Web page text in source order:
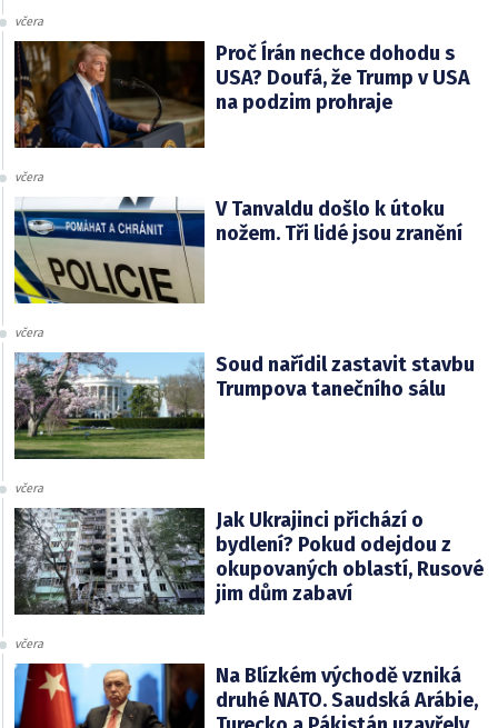
včera
Proč Írán nechce dohodu s
USA? Doufá, že Trump v USA
na podzim prohraje
včera
V Tanvaldu došlo k útoku
nožem. Tři lidé jsou zranění
včera
Soud nařídil zastavit stavbu
Trumpova tanečního sálu
včera
Jak Ukrajinci přichází o
bydlení? Pokud odejdou z
okupovaných oblastí, Rusové
jim dům zabaví
včera
Na Blízkém východě vzniká
druhé NATO. Saudská Arábie,